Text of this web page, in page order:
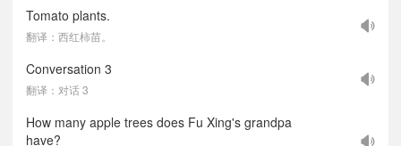
Tomato plants.
翻译：西红柿苗。
Conversation 3
翻译：对话 3
How many apple trees does Fu Xing's grandpa
have?